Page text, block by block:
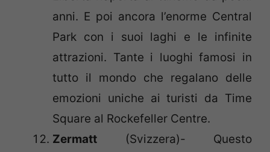
anni. E poi ancora l’enorme Central
Park con i suoi laghi e le infinite
attrazioni. Tante i luoghi famosi in
tutto il mondo che regalano delle
emozioni uniche ai turisti da Time
Square al Rockefeller Centre.
Zermatt (Svizzera)- Questo